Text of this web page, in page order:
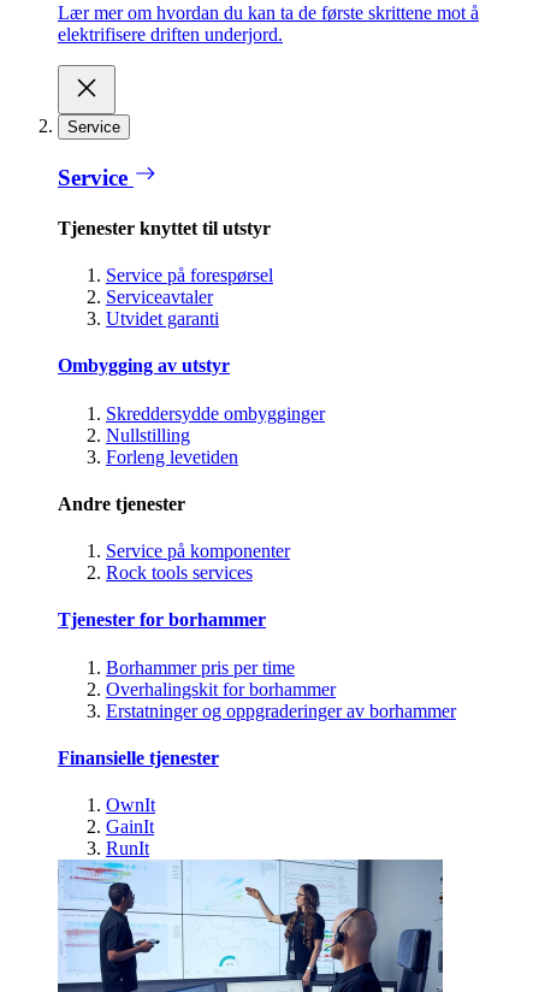
Lær mer om hvordan du kan ta de første skrittene mot å
elektrifisere driften underjord.
Service
Service
Tjenester knyttet til utstyr
Service på forespørsel
Serviceavtaler
Utvidet garanti
Ombygging av utstyr
Skreddersydde ombygginger
Nullstilling
Forleng levetiden
Andre tjenester
Service på komponenter
Rock tools services
Tjenester for borhammer
Borhammer pris per time
Overhalingskit for borhammer
Erstatninger og oppgraderinger av borhammer
Finansielle tjenester
OwnIt
GainIt
RunIt